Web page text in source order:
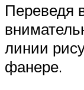
Переведя
линии
фанере.